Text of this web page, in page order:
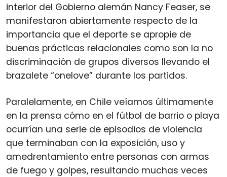
interior del Gobierno alemán Nancy Feaser, se
manifestaron abiertamente respecto de la
importancia que el deporte se apropie de
buenas prácticas relacionales como son la no
discriminación de grupos diversos llevando el
brazalete “onelove” durante los partidos.
Paralelamente, en Chile veíamos últimamente
en la prensa cómo en el fútbol de barrio o playa
ocurrían una serie de episodios de violencia
que terminaban con la exposición, uso y
amedrentamiento entre personas con armas
de fuego y golpes, resultando muchas veces